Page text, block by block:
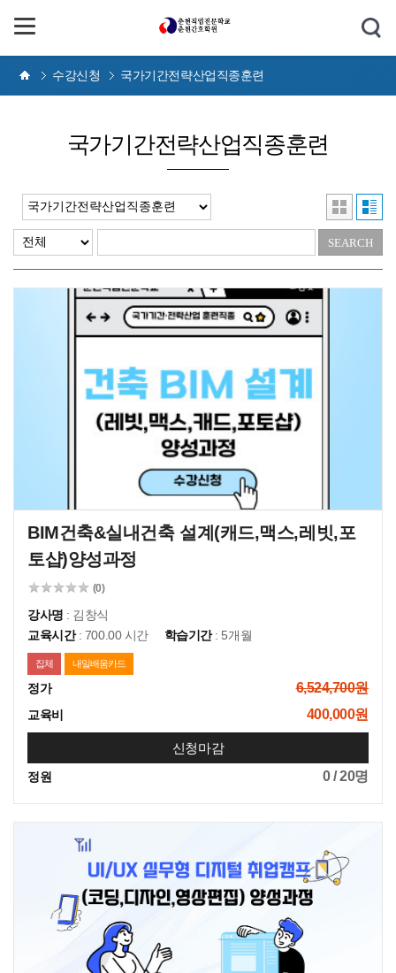
수강신청 국가기간전략산업직종훈련
국가기간전략산업직종훈련
BIM건축&실내건축 설계(캐드,맥스,레빗,포
토샵)양성과정
(0)
강사명 : 김창식
교육시간: 700.00 시간 학습기간: 5개월
집체 내일배움카드
정가 6,524,700원
교육비 400,000원
신청마감
정원 0 / 20명